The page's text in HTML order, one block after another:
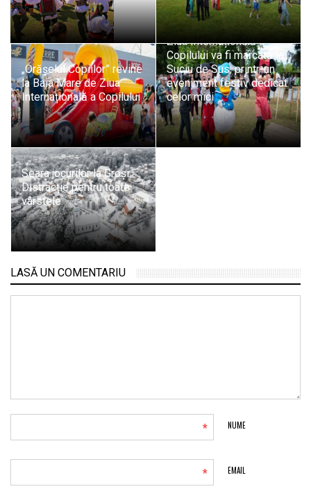
„Orășelul Copiilor” revine
la Baia Mare de Ziua
Internațională a Copilului
Ziua Internațională a
Copilului va fi marcată la
Suciu de Sus, printr-un
eveniment festiv dedicat
celor mici
Seara jocurilor la Groși:
Distracție pentru toate
vârstele
LASĂ UN COMENTARIU
NUME
*
EMAIL
*